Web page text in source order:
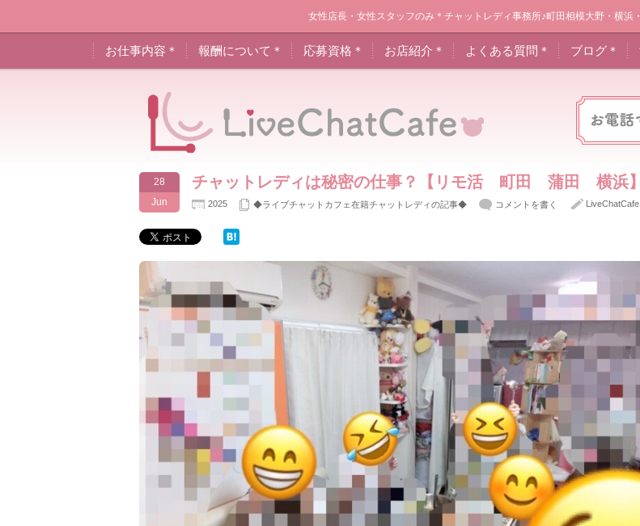
女性店長・女性スタッフのみ＊チャットレディ事務所♪町田相模大野・横
お仕事内容＊ 報酬について＊ 応募資格＊ お店紹介＊ よくある質問＊ ブログ＊
28
Jun
チャットレディは秘密の仕事？【リモ活 町田 蒲田 横浜】
2025 ◆ライブチャットカフェ在籍チャットレディの記事◆ コメントを書く